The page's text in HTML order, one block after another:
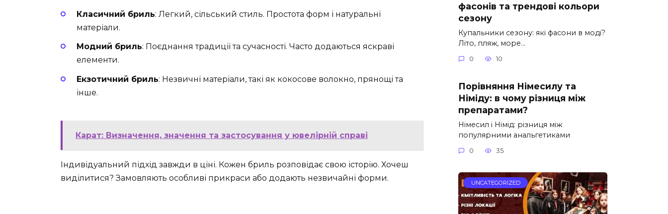
Класичний бриль: Легкий, сільський стиль. Простота форм і натуральні
матеріали.
Модний бриль: Поєднання традиції та сучасності. Часто додаються яскраві
елементи.
Екзотичний бриль: Незвичні матеріали, такі як кокосове волокно, прянощі та
інше.
Карат: Визначення, значення та застосування у ювелірній справі
Індивідуальний підхід завжди в ціні. Кожен бриль розповідає свою історію. Хочеш
виділитися? Замовляють особливі прикраси або додають незвичайні форми.
фасонів та трендові кольори
сезону
Купальники сезону: які фасони в моді?
Літо, пляж, море…
0 10
Порівняння Німесилу та
Німіду: в чому різниця між
препаратами?
Німесил і Німід: різниця між
популярними анальгетиками
0 35
UNCATEGORIZED